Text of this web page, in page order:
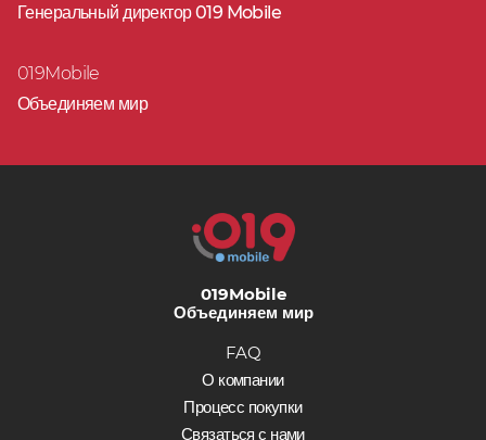
Генеральный директор 019 Mobile
019Mobile
Объединяем мир
019Mobile
Объединяем мир
FAQ
О компании
Процесс покупки
Связаться с нами